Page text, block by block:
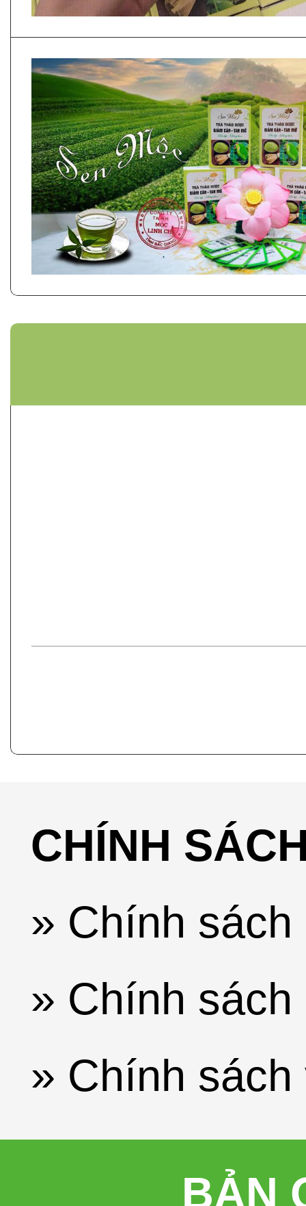
CHÍNH
» Chính
» Chính
» Chính
BẢN